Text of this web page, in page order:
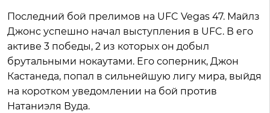
Последний бой прелимов на UFC Vegas 47. Майлз
Джонс успешно начал выступления в UFC. В его
активе 3 победы, 2 из которых он добыл
брутальными нокаутами. Его соперник, Джон
Кастанеда, попал в сильнейшую лигу мира, выйдя
на коротком уведомлении на бой против
Натаниэля Вуда.